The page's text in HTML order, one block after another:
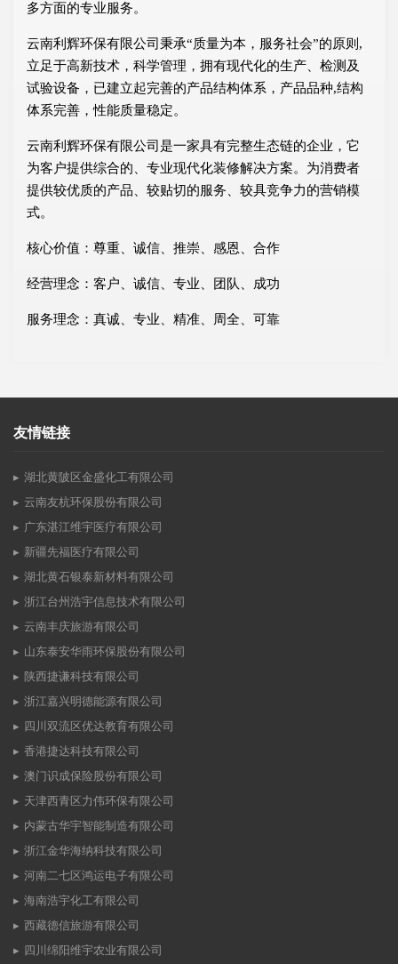
多方面的专业服务。
云南利辉环保有限公司秉承“质量为本，服务社会”的原则,
立足于高新技术，科学管理，拥有现代化的生产、检测及
试验设备，已建立起完善的产品结构体系，产品品种,结构
体系完善，性能质量稳定。
云南利辉环保有限公司是一家具有完整生态链的企业，它
为客户提供综合的、专业现代化装修解决方案。为消费者
提供较优质的产品、较贴切的服务、较具竞争力的营销模
式。
核心价值：尊重、诚信、推崇、感恩、合作
经营理念：客户、诚信、专业、团队、成功
服务理念：真诚、专业、精准、周全、可靠
友情链接
湖北黄陂区金盛化工有限公司
云南友杭环保股份有限公司
广东湛江维宇医疗有限公司
新疆先福医疗有限公司
湖北黄石银泰新材料有限公司
浙江台州浩宇信息技术有限公司
云南丰庆旅游有限公司
山东泰安华雨环保股份有限公司
陕西捷谦科技有限公司
浙江嘉兴明德能源有限公司
四川双流区优达教育有限公司
香港捷达科技有限公司
澳门识成保险股份有限公司
天津西青区力伟环保有限公司
内蒙古华宇智能制造有限公司
浙江金华海纳科技有限公司
河南二七区鸿运电子有限公司
海南浩宇化工有限公司
西藏德信旅游有限公司
四川绵阳维宇农业有限公司